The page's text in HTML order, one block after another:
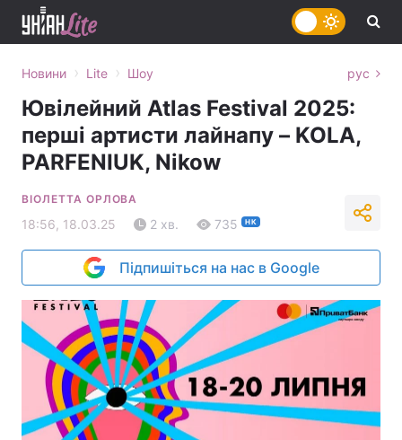
Новини › Lite › Шоу рус
Ювілейний Atlas Festival 2025:
перші артисти лайнапу – KOLA,
PARFENIUK, Nikow
ВІОЛЕТТА ОРЛОВА
18:56, 18.03.25 2 хв. 735 НК
Підпишіться на нас в Google